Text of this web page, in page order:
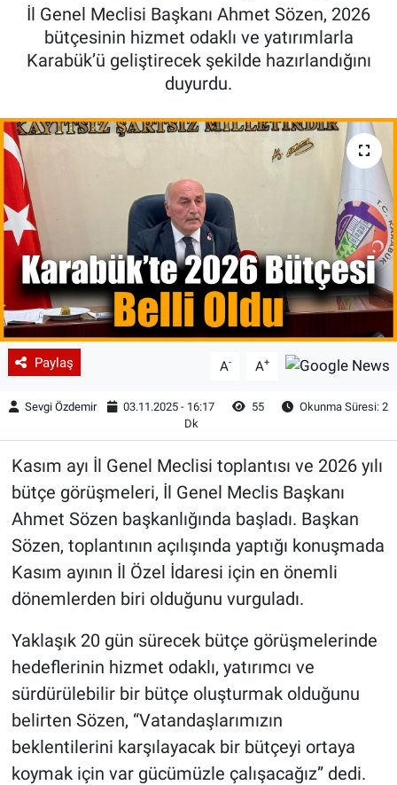
İl Genel Meclisi Başkanı Ahmet Sözen, 2026
bütçesinin hizmet odaklı ve yatırımlarla
Karabük’ü geliştirecek şekilde hazırlandığını
duyurdu.
Paylaş A- A+
Sevgi Özdemir 03.11.2025 - 16:17 55
Okunma Süresi: 2
Dk
Kasım ayı İl Genel Meclisi toplantısı ve 2026 yılı
bütçe görüşmeleri, İl Genel Meclis Başkanı
Ahmet Sözen başkanlığında başladı. Başkan
Sözen, toplantının açılışında yaptığı konuşmada
Kasım ayının İl Özel İdaresi için en önemli
dönemlerden biri olduğunu vurguladı.
Yaklaşık 20 gün sürecek bütçe görüşmelerinde
hedeflerinin hizmet odaklı, yatırımcı ve
sürdürülebilir bir bütçe oluşturmak olduğunu
belirten Sözen, “Vatandaşlarımızın
beklentilerini karşılayacak bir bütçeyi ortaya
koymak için var gücümüzle çalışacağız” dedi.